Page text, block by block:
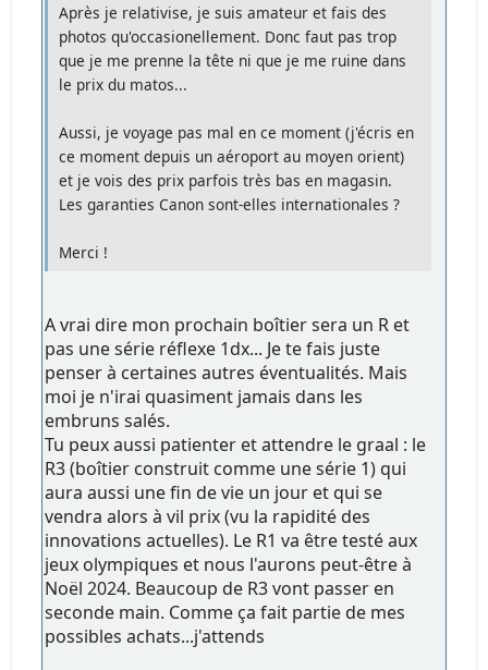
Après je relativise, je suis amateur et fais des
photos qu'occasionellement. Donc faut pas trop
que je me prenne la tête ni que je me ruine dans
le prix du matos...
Aussi, je voyage pas mal en ce moment (j'écris en
ce moment depuis un aéroport au moyen orient)
et je vois des prix parfois très bas en magasin.
Les garanties Canon sont-elles internationales ?
Merci !
A vrai dire mon prochain boîtier sera un R et
pas une série réflexe 1dx... Je te fais juste
penser à certaines autres éventualités. Mais
moi je n'irai quasiment jamais dans les
embruns salés.
Tu peux aussi patienter et attendre le graal : le
R3 (boîtier construit comme une série 1) qui
aura aussi une fin de vie un jour et qui se
vendra alors à vil prix (vu la rapidité des
innovations actuelles). Le R1 va être testé aux
jeux olympiques et nous l'aurons peut-être à
Noël 2024. Beaucoup de R3 vont passer en
seconde main. Comme ça fait partie de mes
possibles achats...j'attends